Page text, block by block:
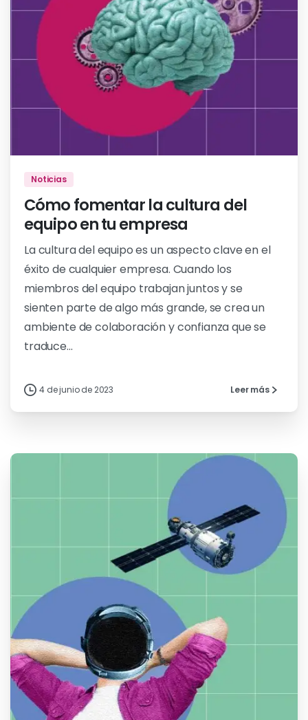
Noticias
Cómo fomentar la cultura del
equipo en tu empresa
La cultura del equipo es un aspecto clave en el
éxito de cualquier empresa. Cuando los
miembros del equipo trabajan juntos y se
sienten parte de algo más grande, se crea un
ambiente de colaboración y confianza que se
traduce...
4 de junio de 2023 Leer más